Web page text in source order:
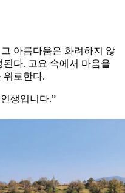
아름다움은 화려하지 않
다. 고요 속에서 마음을
위로한다.
생입니다.”